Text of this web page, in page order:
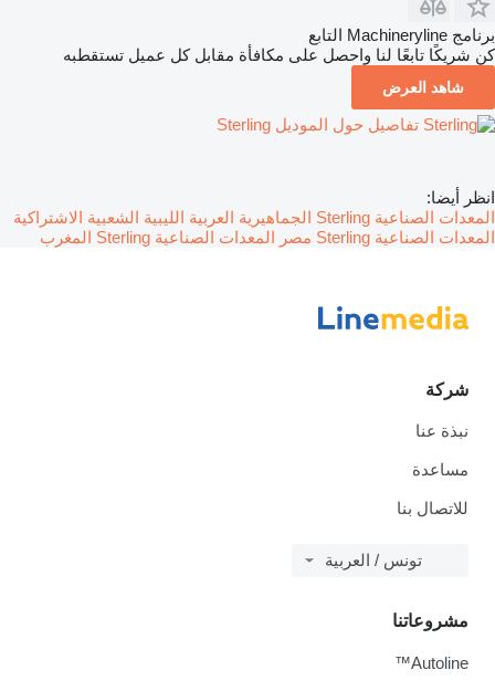
برنامج Machineryline التابع
كن شريكًا تابعًا لنا واحصل على مكافأة مقابل كل عميل تستقطبه
شاهد العرض
تفاصيل حول الموديل Sterling
انظر أيضا:
المعدات الصناعية Sterling الجماهيرية العربية الليبية الشعبية الاشتراكية
المعدات الصناعية Sterling مصر
المعدات الصناعية Sterling المغرب
شركة
نبذة عنا
مساعدة
للاتصال بنا
تونس / العربية
مشروعاتنا
Autoline™